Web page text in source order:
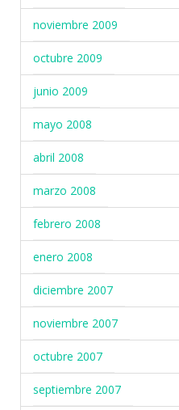
noviembre 2009
octubre 2009
junio 2009
mayo 2008
abril 2008
marzo 2008
febrero 2008
enero 2008
diciembre 2007
noviembre 2007
octubre 2007
septiembre 2007